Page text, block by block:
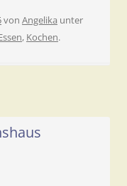
von Angelika unter
, Kochen.